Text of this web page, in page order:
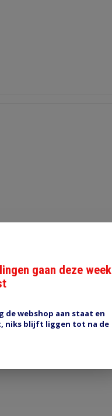
gaan deze week
de webshop aan staat en
niks blijft liggen tot na de